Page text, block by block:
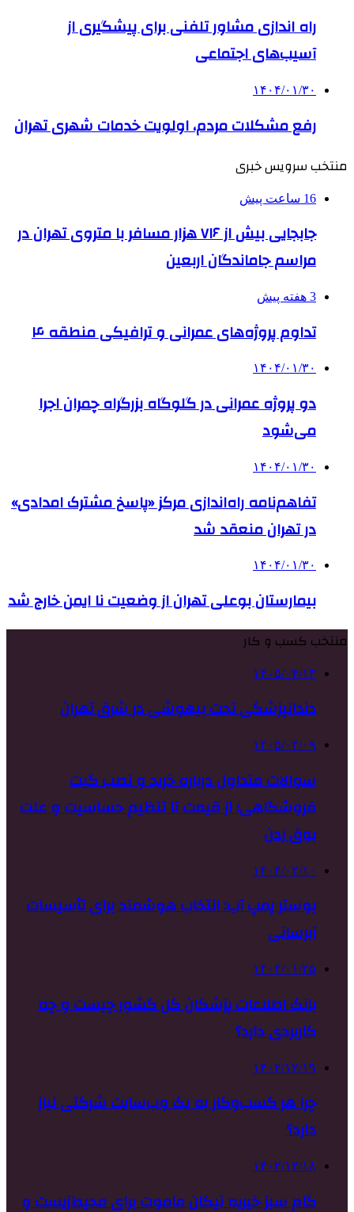
راه اندازی مشاور تلفنی برای پیشگیری از
آسیب‌های اجتماعی
۱۴۰۴/۰۱/۳۰
رفع مشکلات مردم، اولویت خدمات شهری تهران
منتخب سرویس خبری
16 ساعت پیش
جابجایی بیش از ۷۱۶ هزار مسافر با متروی تهران در
مراسم جاماندگان اربعین
3 هفته پیش
تداوم پروژه‌های عمرانی و ترافیکی منطقه ۴
۱۴۰۴/۰۱/۳۰
دو پروژه عمرانی در گلوگاه بزرگراه چمران اجرا
می‌شود
۱۴۰۴/۰۱/۳۰
تفاهم‌نامه راه‌اندازی مرکز «پاسخ مشترک امدادی»
در تهران منعقد شد
۱۴۰۴/۰۱/۳۰
بیمارستان بوعلی تهران از وضعیت نا ایمن خارج شد
منتخب کسب و کار
۱۴۰۵/۰۴/۱۳
دندانپزشکی تحت بیهوشی در شرق تهران
۱۴۰۵/۰۴/۰۹
سوالات متداول درباره خرید و نصب گیت
فروشگاهی؛ از قیمت تا تنظیم حساسیت و علت
بوق زدن
۱۴۰۴/۰۲/۱۰
بوستر پمپ آب: انتخاب هوشمند برای تأسیسات
آبرسانی
۱۴۰۴/۰۱/۲۵
بانک اطلاعات پزشکان کل کشور چیست و چه
کاربردی دارد؟
۱۴۰۲/۱۲/۱۹
چرا هر کسب‌وکار به یک وب‌سایت شرکتی نیاز
دارد؟
۱۴۰۲/۱۲/۱۸
گام سبز خیریه نیکان ماموت برای محیط‌زیست و